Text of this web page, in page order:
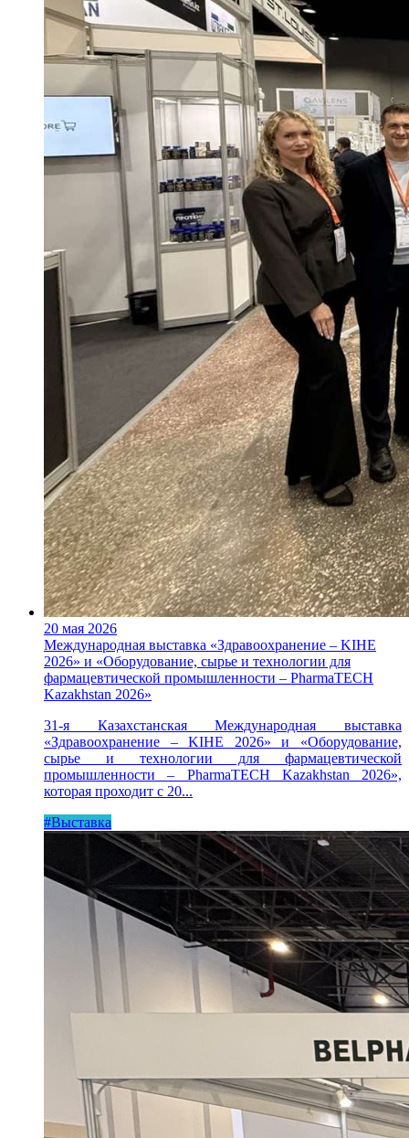
20 мая 2026
Международная выставка «Здравоохранение – KIHE
2026» и «Оборудование, сырье и технологии для
фармацевтической промышленности – PharmaTECH
Kazakhstan 2026»
31-я Казахстанская Международная выставка
«Здравоохранение – KIHE 2026» и «Оборудование,
сырье и технологии для фармацевтической
промышленности – PharmaTECH Kazakhstan 2026»,
которая проходит с 20...
#Выставка